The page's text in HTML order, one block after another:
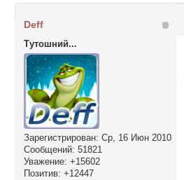
Deff
Тутошний...
Зарегистрирован: Ср, 16 Июн 2010
Сообщений: 51821
Уважение: +15602
Позитив: +12447